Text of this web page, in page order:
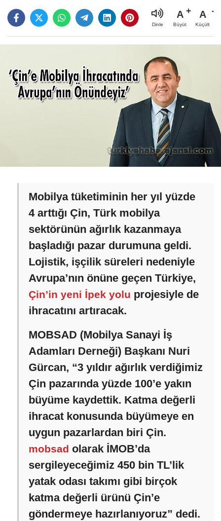
Dinle
A
Büyüt
A
Küçült
Mobilya tüketiminin her yıl yüzde
4 arttığı Çin, Türk mobilya
sektörünün ağırlık kazanmaya
başladığı pazar durumuna geldi.
Lojistik, işçilik süreleri nedeniyle
Avrupa’nın önüne geçen Türkiye,
Çin’in yeni İpek yolu projesiyle de
ihracatını artıracak.
MOBSAD (Mobilya Sanayi İş
Adamları Derneği) Başkanı Nuri
Gürcan, “3 yıldır ağırlık verdiğimiz
Çin pazarında yüzde 100’e yakın
büyüme kaydettik. Katma değerli
ihracat konusunda büyümeye en
uygun pazarlardan biri Çin.
mobsad olarak İMOB’da
sergileyeceğimiz 450 bin TL’lik
yatak odası takımı gibi birçok
katma değerli ürünü Çin’e
göndermeye hazırlanıyoruz” dedi.